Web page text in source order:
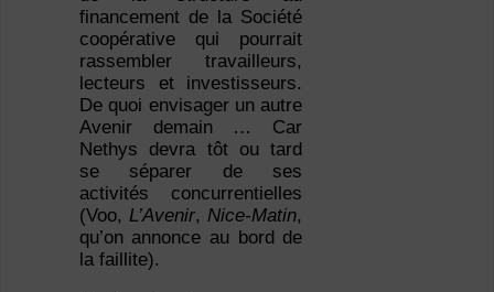
financement de la Société
coopérative qui pourrait
rassembler travailleurs,
lecteurs et investisseurs.
De quoi envisager un autre
Avenir demain … Car
Nethys devra tôt ou tard
se séparer de ses
activités concurrentielles
(Voo,L’Avenir,Nice-Matin,
qu’on annonce au bord de
la faillite).